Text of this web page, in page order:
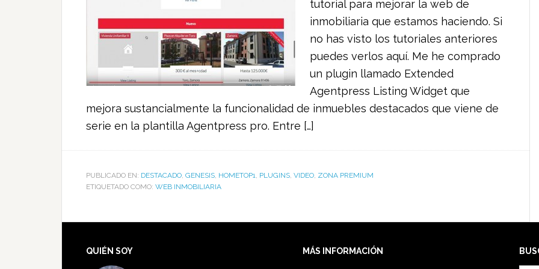
tutorial para mejorar la web de
inmobiliaria que estamos haciendo. Si
no has visto los tutoriales anteriores
puedes verlos aquí. Me he comprado
un plugin llamado Extended
Agentpress Listing Widget que
mejora sustancialmente la funcionalidad de inmuebles destacados que viene de
serie en la plantilla Agentpress pro. Entre […]
PUBLICADO EN: DESTACADO, GENESIS, HOMETOP1, PLUGINS, VIDEO, ZONA PREMIUM
ETIQUETADO COMO: WEB INMOBILIARIA
QUIÉN SOY MÁS INFORMACIÓN